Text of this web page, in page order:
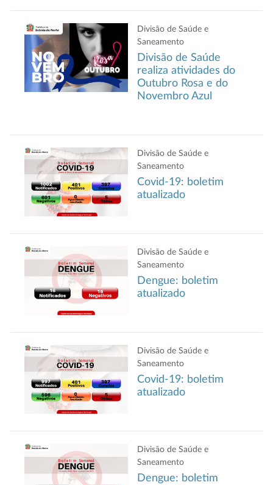
Divisão de Saúde e
Saneamento
Divisão de Saúde
realiza atividades do
Outubro Rosa e do
Novembro Azul
Divisão de Saúde e
Saneamento
Covid-19: boletim
atualizado
Divisão de Saúde e
Saneamento
Dengue: boletim
atualizado
Divisão de Saúde e
Saneamento
Covid-19: boletim
atualizado
Divisão de Saúde e
Saneamento
Dengue: boletim